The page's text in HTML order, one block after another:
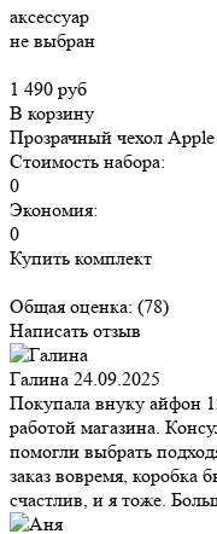
аксессуар
не выбран
1 490 руб
В корзину
Прозрачный чехол
Стоимость набора:
0
Экономия:
0
Купить комплект
Общая оценка: (78)
Написать отзыв
Галина 24.09.2025
Покупала внуку айфон
работой магазина.
помогли выбрать
заказ вовремя, коробка
счастлив, и я тоже.